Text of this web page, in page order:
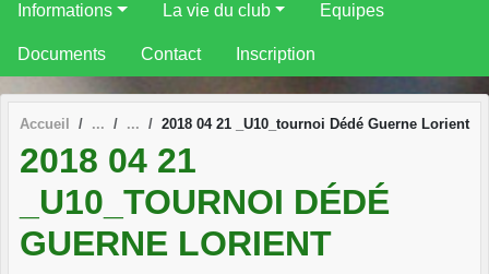
Informations La vie du club Equipes
Documents Contact Inscription
Accueil 2018 04 21 _U10_tournoi Dédé Guerne Lorient
2018 04 21
_U10_TOURNOI DÉDÉ
GUERNE LORIENT